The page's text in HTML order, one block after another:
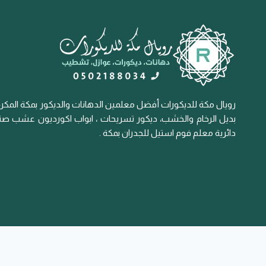
رويال مكة للديكورات أفضل معلمين الدهانات والديكور بمكة
بديل الرخام والخشب، ديكور تسريحات ، ابواب اكورديون عشب
دائرية معلم فوم استيل للجدران بمكة .